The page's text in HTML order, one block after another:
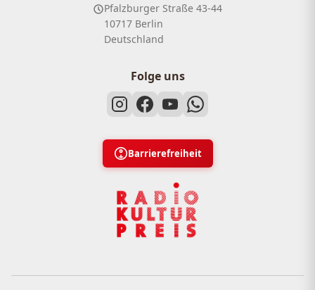
Pfalzburger Straße 43-44
10717 Berlin
Deutschland
Folge uns
Barrierefreiheit